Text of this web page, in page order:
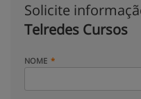
Solicite
Telredes Cursos
NOME